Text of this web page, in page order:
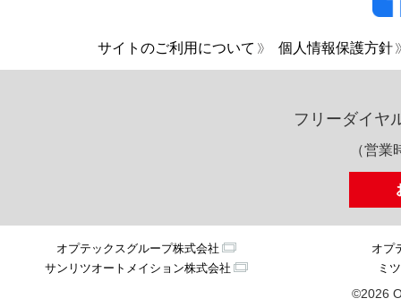
サイトのご利用について 個人情報保護方針
フリーダイヤ
（営
オプテックスグループ株式会社
オプ
サンリツオートメイション株式会社
ミ
©2026